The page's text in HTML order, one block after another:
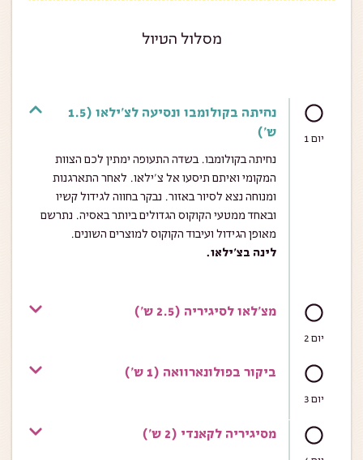
מסלול הטיול
יום 1
נחיתה בקולומבו ונסיעה לצ'ילאו (1.5
ש')
נחיתה בקולומבו. בשדה התעופה ימתין לכם הצוות
המקומי ואיתם תיסעו אל צ’ילאו. לאחר התארגנות
ומנוחה נצא לסיור באזור. נבקר בחווה לגידול קשיו
ובאחד ממטעי הקוקוס הגדולים ביותר באסיה. נתרשם
מאופן הגידול ועיבוד הקוקוס למוצרים השונים.
לינה בצ’ילאו.
יום 2
מצ'לאו לסיגיריה (2.5 ש')
יום 3
ביקור בפולונארוואה (1 ש')
מסיגיריה לקאנדי (2 ש')